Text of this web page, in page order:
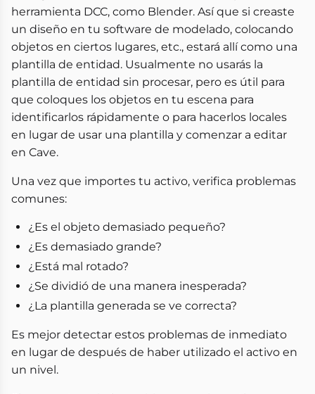
herramienta DCC, como Blender. Así que si creaste
un diseño en tu software de modelado, colocando
objetos en ciertos lugares, etc., estará allí como una
plantilla de entidad. Usualmente no usarás la
plantilla de entidad sin procesar, pero es útil para
que coloques los objetos en tu escena para
identificarlos rápidamente o para hacerlos locales
en lugar de usar una plantilla y comenzar a editar
en Cave.
Una vez que importes tu activo, verifica problemas
comunes:
¿Es el objeto demasiado pequeño?
¿Es demasiado grande?
¿Está mal rotado?
¿Se dividió de una manera inesperada?
¿La plantilla generada se ve correcta?
Es mejor detectar estos problemas de inmediato
en lugar de después de haber utilizado el activo en
un nivel.